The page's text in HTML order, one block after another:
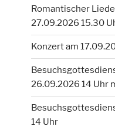
Romantischer
27.09.2026 15.30
Konzert am
26.09.2026 14 Uhr
14 Uhr